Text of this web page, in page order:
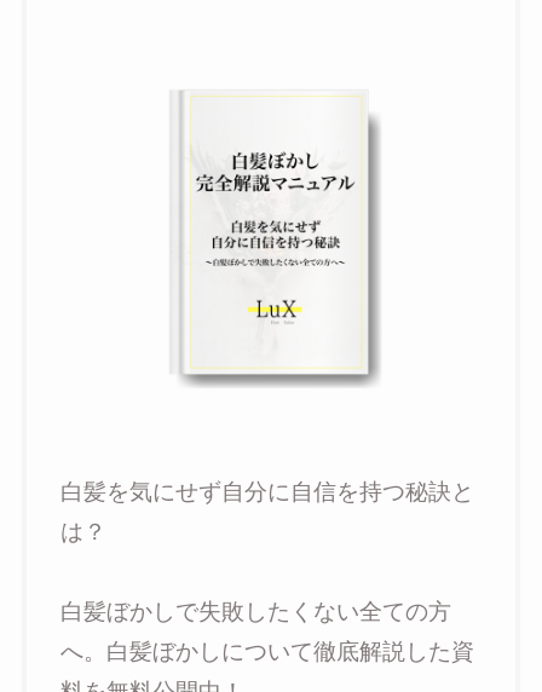
白髪を気にせず自分に自信を持つ秘訣と
は？
白髪ぼかしで失敗したくない全ての方
へ。白髪ぼかしについて徹底解説した資